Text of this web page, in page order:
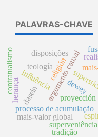
PALAVRAS-CHAVE
argumento causal
proyección
processo de acumulação
mais-valor global
religión
dewey
teología
influência
dasein
herança
tradição
contratualismo disposições